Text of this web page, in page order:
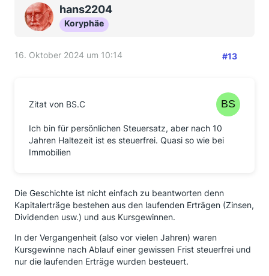
hans2204
Koryphäe
16. Oktober 2024 um 10:14 #13
Zitat von BS.C
Ich bin für persönlichen Steuersatz, aber nach 10
Jahren Haltezeit ist es steuerfrei. Quasi so wie bei
Immobilien
Die Geschichte ist nicht einfach zu beantworten denn
Kapitalerträge bestehen aus den laufenden Erträgen (Zinsen,
Dividenden usw.) und aus Kursgewinnen.
In der Vergangenheit (also vor vielen Jahren) waren
Kursgewinne nach Ablauf einer gewissen Frist steuerfrei und
nur die laufenden Erträge wurden besteuert.